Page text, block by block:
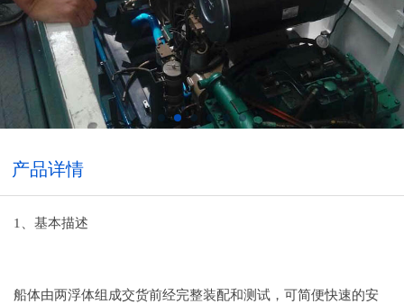
产品详情
1、基本描述
船体由两浮体组成交货前经完整装配和测试，可简便快速的安